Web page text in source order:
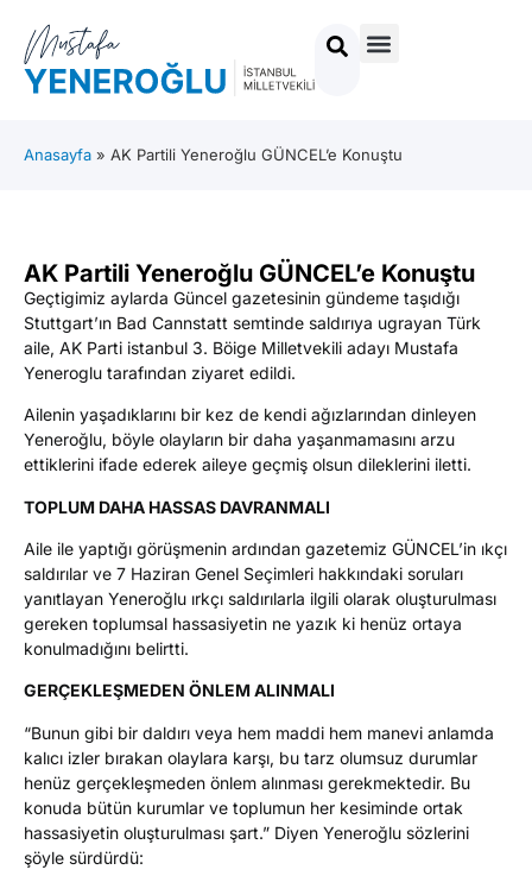
Anasayfa » AK Partili Yeneroğlu GÜNCEL’e Konuştu
AK Partili Yeneroğlu GÜNCEL’e Konuştu
Geçtigimiz aylarda Güncel gazetesinin gündeme taşıdığı
Stuttgart’ın Bad Cannstatt semtinde saldırıya ugrayan Türk
aile, AK Parti istanbul 3. Böige Milletvekili adayı Mustafa
Yeneroglu tarafından ziyaret edildi.
Ailenin yaşadıklarını bir kez de kendi ağızlarından dinleyen
Yeneroğlu, böyle olayların bir daha yaşanmamasını arzu
ettiklerini ifade ederek aileye geçmiş olsun dileklerini iletti.
TOPLUM DAHA HASSAS DAVRANMALI
Aile ile yaptığı görüşmenin ardından gazetemiz GÜNCEL’in ıkçı
saldırılar ve 7 Haziran Genel Seçimleri hakkındaki soruları
yanıtlayan Yeneroğlu ırkçı saldırılarla ilgili olarak oluşturulması
gereken toplumsal hassasiyetin ne yazık ki henüz ortaya
konulmadığını belirtti.
GERÇEKLEŞMEDEN ÖNLEM ALINMALI
“Bunun gibi bir daldırı veya hem maddi hem manevi anlamda
kalıcı izler bırakan olaylara karşı, bu tarz olumsuz durumlar
henüz gerçekleşmeden önlem alınması gerekmektedir. Bu
konuda bütün kurumlar ve toplumun her kesiminde ortak
hassasiyetin oluşturulması şart.” Diyen Yeneroğlu sözlerini
şöyle sürdürdü: